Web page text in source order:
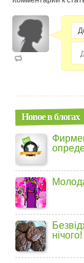
Новое в блогах
нічого!